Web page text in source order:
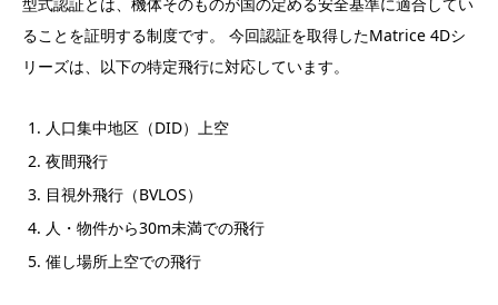
型式認証とは、機体そのものが国の定める安全基準に適合してい
ることを証明する制度です。 今回認証を取得したMatrice 4Dシ
リーズは、以下の特定飛行に対応しています。
人口集中地区（DID）上空
夜間飛行
目視外飛行（BVLOS）
人・物件から30m未満での飛行
催し場所上空での飛行